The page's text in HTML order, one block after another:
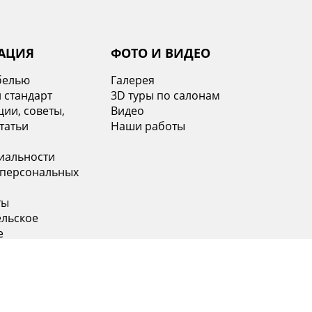
советы,
ФОТО И ВИДЕО
Галерея
3D туры по салонам
Видео
Наши работы